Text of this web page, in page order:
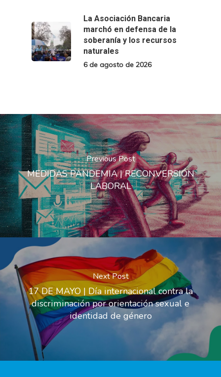
La Asociación Bancaria
marchó en defensa de la
soberanía y los recursos
naturales
6 de agosto de 2026
Previous Post
MEDIDAS PANDEMIA | RECONVERSIÓN
LABORAL
Next Post
17 DE MAYO | Día internacional contra la
discriminación por orientación sexual e
identidad de género